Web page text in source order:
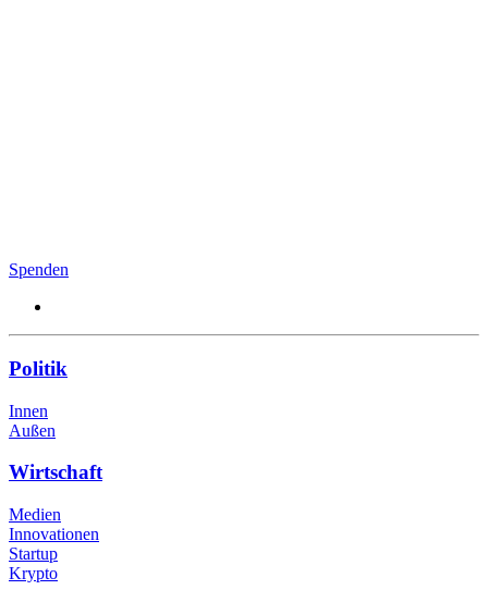
Spenden
Politik
Innen
Außen
Wirtschaft
Medien
Innovationen
Startup
Krypto